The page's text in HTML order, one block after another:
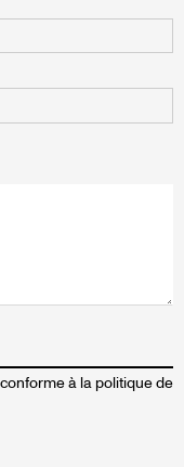
à la politique de